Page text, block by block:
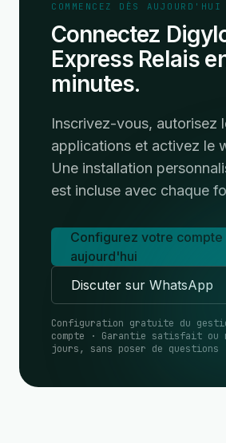
COMMENCEZ DÈS AUJOURD'HUI
Connectez
Express Relais
minutes.
Inscrivez-vous, autorisez
applications et activez le
Une installation
est incluse avec chaque
Configurez votre compte
aujourd'hui
Discuter sur WhatsApp
Configuration gratuite du
compte · Garantie satisfait ou
jours, sans poser de questions